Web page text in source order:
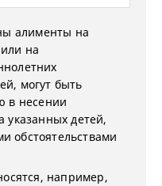
алименты на
на
могут быть
в несении
указанных детей,
обстоятельствами
например,